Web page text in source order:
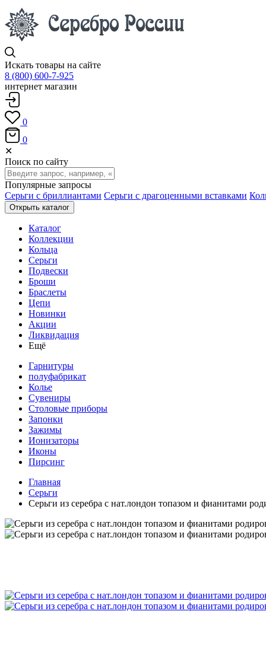
Искать товары на сайте
8 (800) 600-7-925
интернет магазин
0
0
✕
Поиск по сайту
Популярные запросы
Серьги с бриллиантами Серьги с драгоценными вставками
Открыть каталог
Каталог
Коллекции
Кольца
Серьги
Подвески
Броши
Браслеты
Цепи
Новинки
Акции
Ликвидация
Ещё
Гарнитуры
полуфабрикат
Колье
Сувениры
Столовые приборы
Запонки
Зажимы
Ионизаторы
Иконы
Пирсинг
Главная
Серьги
Серьги из серебра с нат.лондон топазом и фианитами